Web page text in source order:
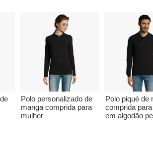
Polo personalizado de
manga comprida para
mulher
Polo piqué de
comprida
em algodão